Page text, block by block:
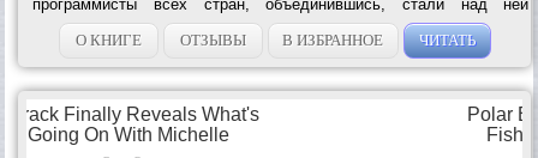
программисты всех стран, объединившись, стали над ней
трудиться.«Just for fun» – смесь автобиографии с рассуждениями
о технологиях и путях их...
О КНИГЕ ОТЗЫВЫ В ИЗБРАННОЕ ЧИТАТЬ